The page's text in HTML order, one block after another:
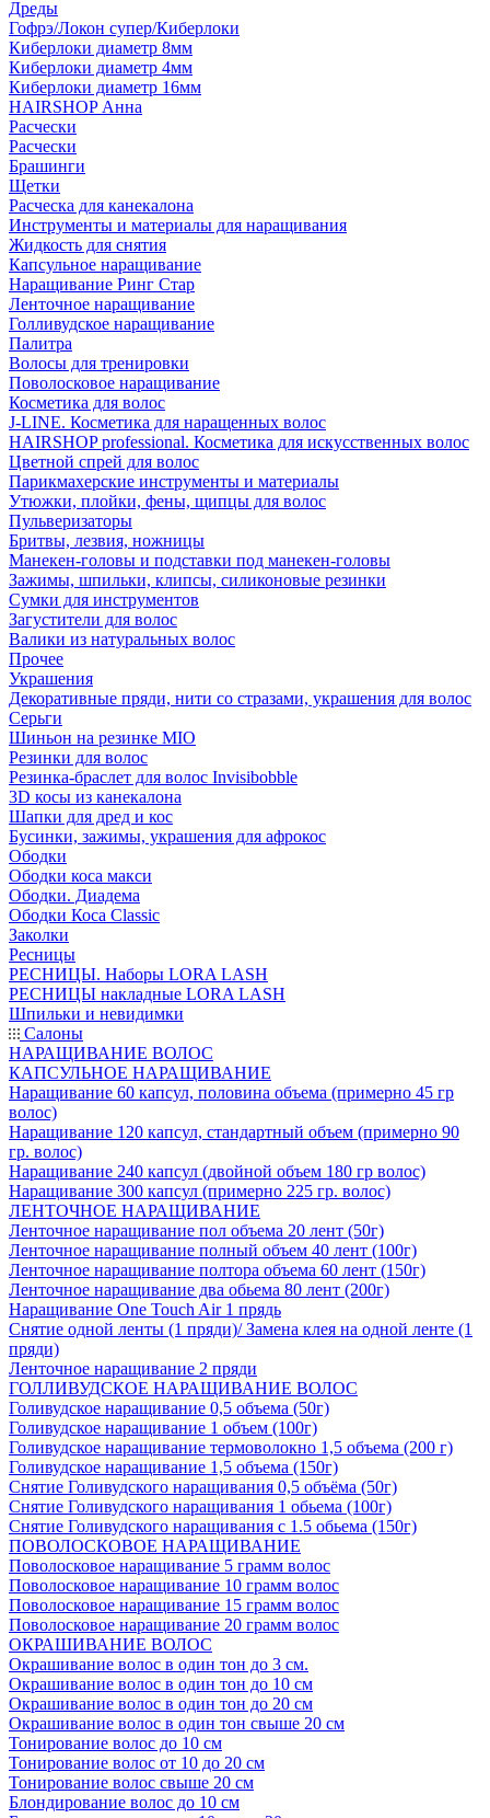
Дреды
Гофрэ/Локон супер/Киберлоки
Киберлоки диаметр 8мм
Киберлоки диаметр 4мм
Киберлоки диаметр 16мм
HAIRSHOP Анна
Расчески
Расчески
Брашинги
Щетки
Расческа для канекалона
Инструменты и материалы для наращивания
Жидкость для снятия
Капсульное наращивание
Наращивание Ринг Стар
Ленточное наращивание
Голливудское наращивание
Палитра
Волосы для тренировки
Поволосковое наращивание
Косметика для волос
J-LINE. Косметика для наращенных волос
HAIRSHOP professional. Косметика для искусственных волос
Цветной спрей для волос
Парикмахерские инструменты и материалы
Утюжки, плойки, фены, щипцы для волос
Пульверизаторы
Бритвы, лезвия, ножницы
Манекен-головы и подставки под манекен-головы
Зажимы, шпильки, клипсы, силиконовые резинки
Сумки для инструментов
Загустители для волос
Валики из натуральных волос
Прочее
Украшения
Декоративные пряди, нити со стразами, украшения для волос
Серьги
Шиньон на резинке MIO
Резинки для волос
Резинка-браслет для волос Invisibobble
3D косы из канекалона
Шапки для дред и кос
Бусинки, зажимы, украшения для афрокос
Ободки
Ободки коса макси
Ободки. Диадема
Ободки Коса Classic
Заколки
Ресницы
РЕСНИЦЫ. Наборы LORA LASH
РЕСНИЦЫ накладные LORA LASH
Шпильки и невидимки
Салоны
НАРАЩИВАНИЕ ВОЛОС
КАПСУЛЬНОЕ НАРАЩИВАНИЕ
Наращивание 60 капсул, половина объема (примерно 45 гр
волос)
Наращивание 120 капсул, стандартный объем (примерно 90
гр. волос)
Наращивание 240 капсул (двойной объем 180 гр волос)
Наращивание 300 капсул (примерно 225 гр. волос)
ЛЕНТОЧНОЕ НАРАЩИВАНИЕ
Ленточное наращивание пол объема 20 лент (50г)
Ленточное наращивание полный объем 40 лент (100г)
Ленточное наращивание полтора объема 60 лент (150г)
Ленточное наращивание два обьема 80 лент (200г)
Наращивание One Touch Air 1 прядь
Снятие одной ленты (1 пряди)/ Замена клея на одной ленте (1
пряди)
Ленточное наращивание 2 пряди
ГОЛЛИВУДСКОЕ НАРАЩИВАНИЕ ВОЛОС
Голивудское наращивание 0,5 объема (50г)
Голивудское наращивание 1 объем (100г)
Голивудское наращивание термоволокно 1,5 объема (200 г)
Голивудское наращивание 1,5 объема (150г)
Снятие Голивудского наращивания 0,5 объёма (50г)
Снятие Голивудского наращивания 1 обьема (100г)
Снятие Голивудского наращивания с 1.5 обьема (150г)
ПОВОЛОСКОВОЕ НАРАЩИВАНИЕ
Поволосковое наращивание 5 грамм волос
Поволосковое наращивание 10 грамм волос
Поволосковое наращивание 15 грамм волос
Поволосковое наращивание 20 грамм волос
ОКРАШИВАНИЕ ВОЛОС
Окрашивание волос в один тон до 3 см.
Окрашивание волос в один тон до 10 см
Окрашивание волос в один тон до 20 см
Окрашивание волос в один тон свыше 20 см
Тонирование волос до 10 см
Тонирование волос от 10 до 20 см
Тонирование волос свыше 20 см
Блондирование волос до 10 см